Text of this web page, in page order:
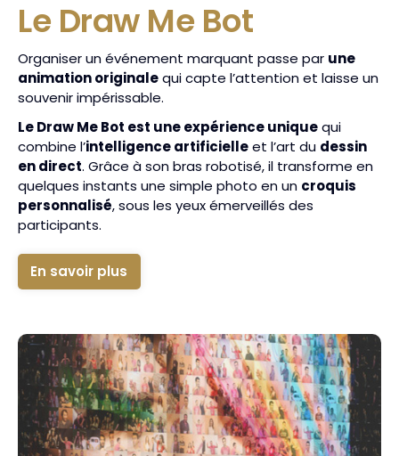
Le Draw Me Bot
Organiser un événement marquant passe par une
animation originalequi capte l’attention et laisse un
souvenir impérissable.
Le Draw Me Bot est une expérience uniquequi
combine l’intelligence artificielleet l’art du dessin
en direct. Grâce à son bras robotisé, il transforme en
quelques instants une simple photo en un croquis
personnalisé, sous les yeux émerveillés des
participants.
En savoir plus